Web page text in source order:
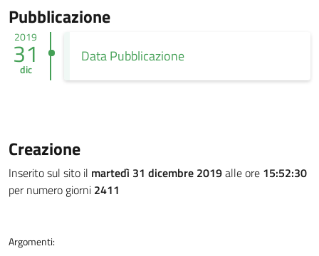
Pubblicazione
2019
31
dic
Data Pubblicazione
Creazione
Inserito sul sito il martedì 31 dicembre 2019alle ore 15:52:30
per numero giorni 2411
Argomenti: